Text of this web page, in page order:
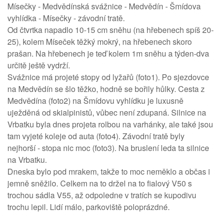
Mísečky - Medvědínská svážnice - Medvědín - Šmídova
vyhlídka - Mísečky - závodní tratě.
Od čtvrtka napadlo 10-15 cm sněhu (na hřebenech spíš 20-
25), kolem Míseček těžký mokrý, na hřebenech skoro
prašan. Na hřebenech je teď kolem 1m sněhu a týden-dva
určitě ještě vydrží.
Svážnice má projeté stopy od lyžařů (foto1). Po sjezdovce
na Medvědín se šlo těžko, hodně se bořily hůlky. Cesta z
Medvědína (foto2) na Šmídovu vyhlídku je luxusně
uježděná od skialpinistů, vůbec není zdupaná. Silnice na
Vrbatku byla dnes projeta rolbou na varhánky, ale také jsou
tam vyjeté koleje od auta (foto4). Závodní tratě byly
nejhorší - stopa nic moc (foto3). Na bruslení leda ta silnice
na Vrbatku.
Dneska bylo pod mrakem, takže to moc neměklo a občas i
jemně sněžilo. Celkem na to držel na to fialový V50 s
trochou sádla V55, až odpoledne v tratích se kupodivu
trochu lepil. Lidí málo, parkoviště poloprázdné.